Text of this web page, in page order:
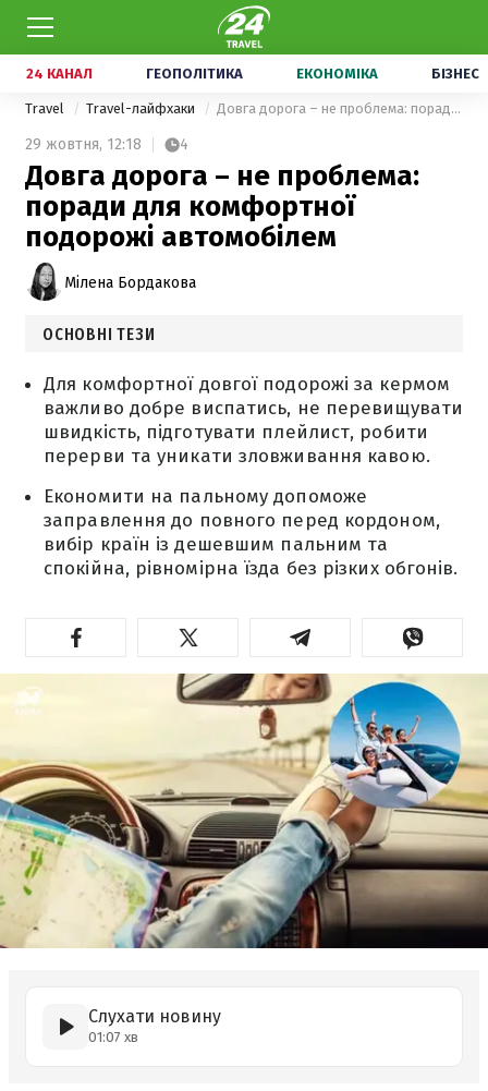
24 КАНАЛ ГЕОПОЛІТИКА ЕКОНОМІКА БІЗНЕС
Travel Travel-лайфхаки Довга дорога – не проблема: поради для комфортної подорожі автомобілем
29 жовтня, 12:18 4
Довга дорога – не проблема:
поради для комфортної
подорожі автомобілем
Мілена Бордакова
ОСНОВНІ ТЕЗИ
Для комфортної довгої подорожі за кермом
важливо добре виспатись, не перевищувати
швидкість, підготувати плейлист, робити
перерви та уникати зловживання кавою.
Економити на пальному допоможе
заправлення до повного перед кордоном,
вибір країн із дешевшим пальним та
спокійна, рівномірна їзда без різких обгонів.
Слухати новину
01:07 хв